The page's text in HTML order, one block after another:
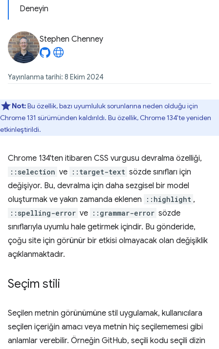
Deneyin
Stephen Chenney
Yayınlanma tarihi: 8 Ekim 2024
Not:Bu özellik, bazı uyumluluk sorunlarına neden olduğu için
Chrome 131 sürümünden kaldırıldı. Bu özellik, Chrome 134'te yeniden
etkinleştirildi.
Chrome 134'ten itibaren CSS vurgusu devralma özelliği,
::selection ve ::target-text sözde sınıfları için
değişiyor. Bu, devralma için daha sezgisel bir model
oluşturmak ve yakın zamanda eklenen
::highlight ,
::spelling-error ve ::grammar-error sözde
sınıflarıyla uyumlu hale getirmek içindir. Bu gönderide,
çoğu site için görünür bir etkisi olmayacak olan değişiklik
açıklanmaktadır.
Seçim stili
Seçilen metnin görünümüne stil uygulamak, kullanıcılara
seçilen içeriğin amacı veya metnin hiç seçilememesi gibi
anlamlar verebilir. Örneğin GitHub, seçili kodu seçili dizin